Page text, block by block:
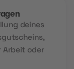
deines
Arbeit oder